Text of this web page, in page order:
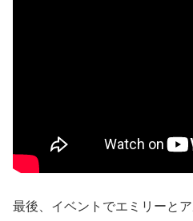
最後、イベントでエミリーと